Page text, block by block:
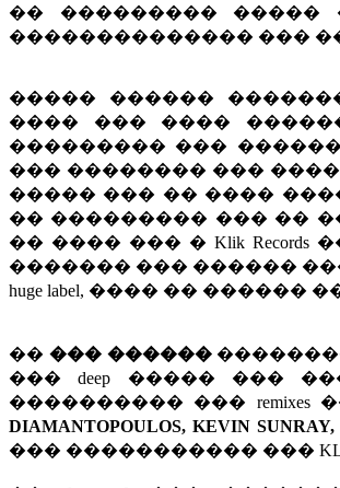
�� ��������� �����
�������������� ���
����� ������
���� ��� ����
��������� ���
��� �������� ���
����� ��� �� ����
�� ��������� ��� ��
�� ���� ��� � Klik
������� ��� ������
huge label, ���� �� ������
�� ��� ������
��� deep ����� ���
���������� ��� remixes
DIAMANTOPOULOS, KEVIN
��� ����������� ���